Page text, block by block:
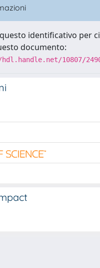
identificativo per
documento:
10807/